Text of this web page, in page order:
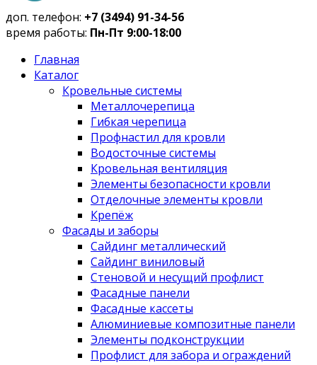
доп. телефон: +7 (3494) 91-34-56
время работы: Пн-Пт 9:00-18:00
Главная
Каталог
Кровельные системы
Металлочерепица
Гибкая черепица
Профнастил для кровли
Водосточные системы
Кровельная вентиляция
Элементы безопасности кровли
Отделочные элементы кровли
Крепёж
Фасады и заборы
Сайдинг металлический
Сайдинг виниловый
Стеновой и несущий профлист
Фасадные панели
Фасадные кассеты
Алюминиевые композитные панели
Элементы подконструкции
Профлист для забора и ограждений